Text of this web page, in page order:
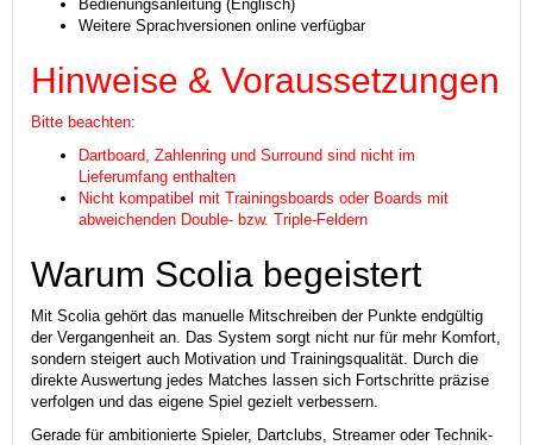
Bedienungsanleitung (Englisch)
Weitere Sprachversionen online verfügbar
Hinweise & Voraussetzungen
Bitte beachten:
Dartboard, Zahlenring und Surround sind nicht im
Lieferumfang enthalten
Nicht kompatibel mit Trainingsboards oder Boards mit
abweichenden Double- bzw. Triple-Feldern
Warum Scolia begeistert
Mit Scolia gehört das manuelle Mitschreiben der Punkte endgültig
der Vergangenheit an. Das System sorgt nicht nur für mehr Komfort,
sondern steigert auch Motivation und Trainingsqualität. Durch die
direkte Auswertung jedes Matches lassen sich Fortschritte präzise
verfolgen und das eigene Spiel gezielt verbessern.
Gerade für ambitionierte Spieler, Dartclubs, Streamer oder Technik-